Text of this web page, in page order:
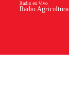
Radio Agricultura
Radio en Vivo